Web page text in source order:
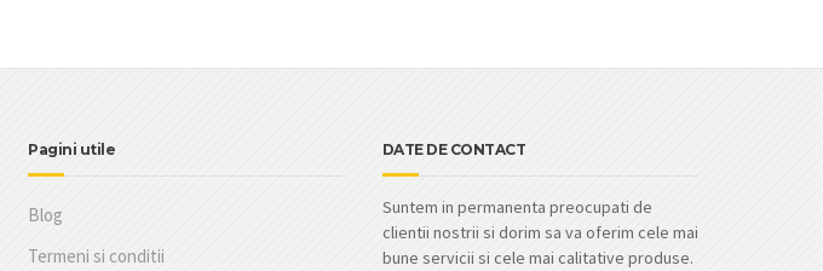
Pagini utile
Blog
Termeni si conditii
DATE DE CONTACT
Suntem in permanenta preocupati de
clientii nostrii si dorim sa va oferim cele mai
bune servicii si cele mai calitative produse.